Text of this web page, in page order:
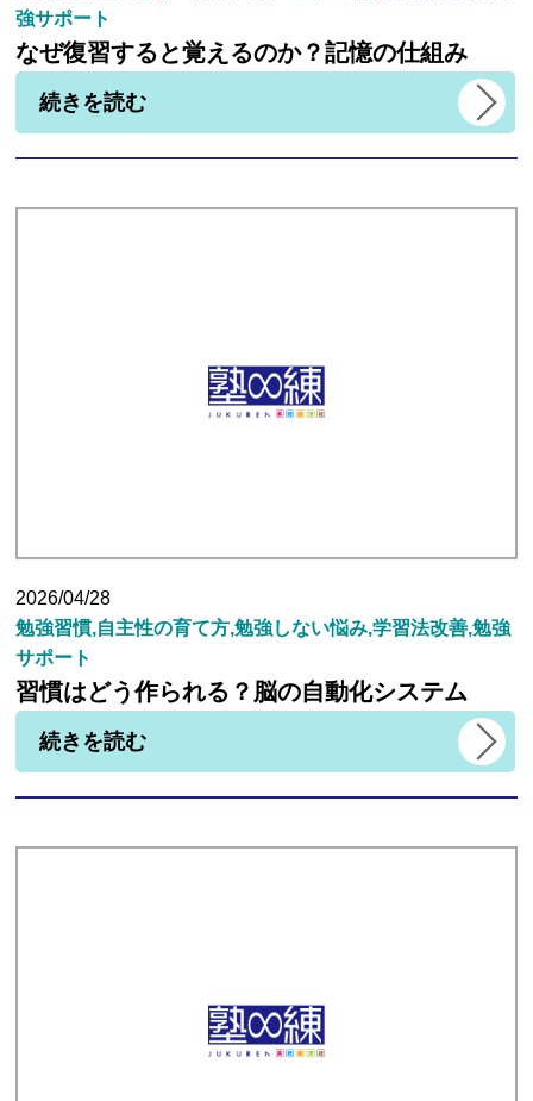
強サポート
なぜ復習すると覚えるのか？記憶の仕組み
続きを読む
2026/04/28
勉強習慣,自主性の育て方,勉強しない悩み,学習法改善,勉強
サポート
習慣はどう作られる？脳の自動化システム
続きを読む